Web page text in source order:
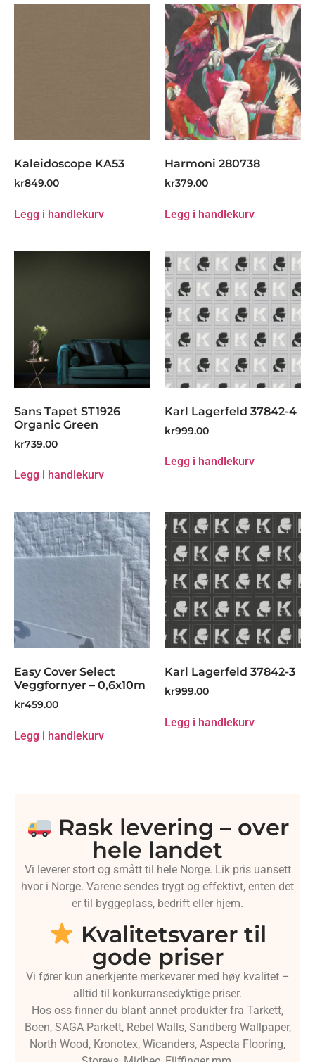
Kaleidoscope KA53
kr849.00
Legg i handlekurv
Harmoni 280738
kr379.00
Legg i handlekurv
Sans Tapet ST1926
Organic Green
kr739.00
Legg i handlekurv
Karl Lagerfeld 37842-4
kr999.00
Legg i handlekurv
Easy Cover Select
Veggfornyer – 0,6x10m
kr459.00
Legg i handlekurv
Karl Lagerfeld 37842-3
kr999.00
Legg i handlekurv
Rask levering – over
hele landet
Vi leverer stort og smått til hele Norge. Lik pris uansett
hvor i Norge. Varene sendes trygt og effektivt, enten det
er til byggeplass, bedrift eller hjem.
Kvalitetsvarer til
gode priser
Vi fører kun anerkjente merkevarer med høy kvalitet –
alltid til konkurransedyktige priser.
Hos oss finner du blant annet produkter fra Tarkett,
Boen, SAGA Parkett, Rebel Walls, Sandberg Wallpaper,
North Wood, Kronotex, Wicanders, Aspecta Flooring,